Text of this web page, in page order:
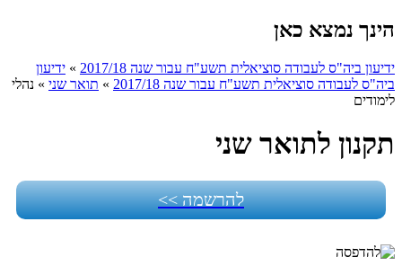
הינך נמצא כאן
ידיעון ביה"ס לעבודה סוציאלית תשע"ח עבור שנה 2017/18 » ידיעון
ביה"ס לעבודה סוציאלית תשע"ח עבור שנה 2017/18
» תואר שני » נהלי
לימודים
תקנון לתואר שני
להרשמה >>